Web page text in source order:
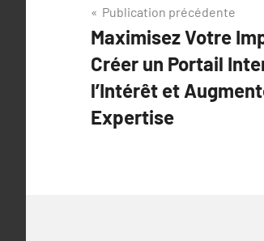
Navigation
de
l’article
Publication précédente
Maximisez Votre
Créer un Portail
l’Intérêt et
Expertise